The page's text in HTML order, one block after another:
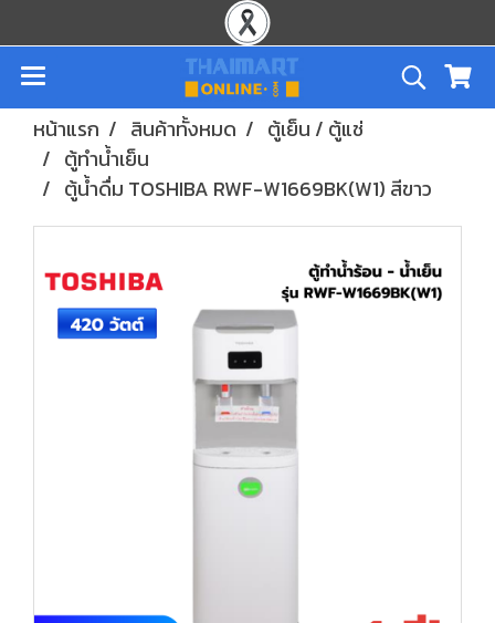
หน้าแรก สินค้าทั้งหมด
ตู้เย็น / ตู้แช่
ตู้ทำน้ำเย็น
ตู้น้ำดื่ม TOSHIBA RWF-W1669BK(W1) สีขาว